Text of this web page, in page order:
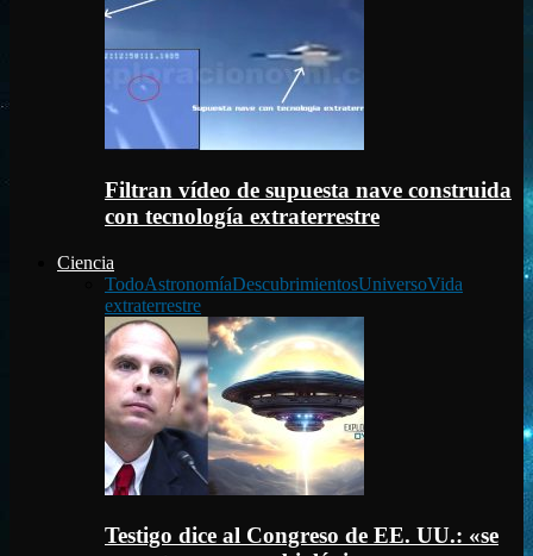
Filtran vídeo de supuesta nave construida
con tecnología extraterrestre
Ciencia
TodoAstronomíaDescubrimientosUniversoVida
extraterrestre
Testigo dice al Congreso de EE. UU.: «se